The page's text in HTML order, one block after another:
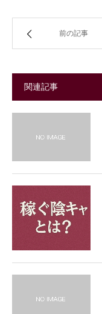
前の記事
関連記事